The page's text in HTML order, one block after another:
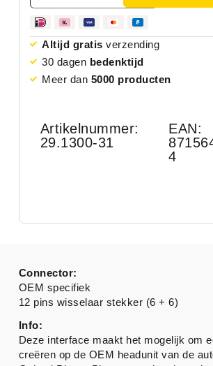
Altijd gratis verzending
30 dagen bedenktijd
Meer dan 5000 producten
Artikelnummer:
29.1300-31
EAN:
4
Connector:
OEM specifiek
12 pins wisselaar stekker (6 + 6)
Info:
Deze interface maakt het mogelijk om
creëren op de OEM headunit van de